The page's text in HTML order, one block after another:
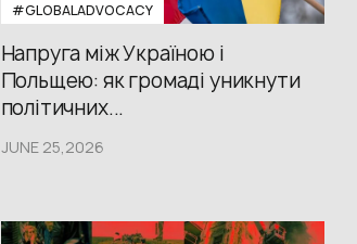
#GLOBALADVOCACY
Напруга між Україною і
Польщею: як громаді уникнути
політичних...
JUNE 25,2026